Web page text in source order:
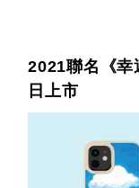
2021聯名《幸
日上市